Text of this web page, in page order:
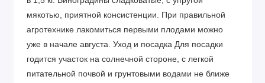
мякотью, приятной консистенции. При правильной
агротехнике лакомиться первыми плодами можно
уже в начале августа. Уход и посадка Для посадки
годится участок на солнечной стороне, с легкой
питательной почвой и грунтовыми водами не ближе